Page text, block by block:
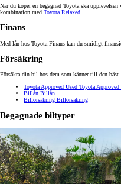
När du köper en begagnad Toyota ska
kombination med Toyota Relaxed
Finans
Med lån hos Toyota Finans kan du smidigt
Försäkring
Försäkra din bil hos dem som känner till den bäst.
Toyota Approved Used Toyota Approved
Billån Billån
Bilförsäkring Bilförsäkring
Begagnade biltyper